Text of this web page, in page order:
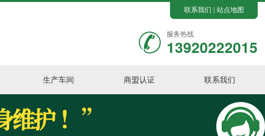
联系我们 站点地图
服务热线
13920222015
生产车间 商盟认证 联系我们